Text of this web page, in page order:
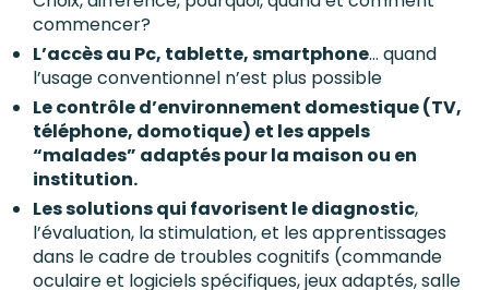
commencer?
L’accès au Pc, tablette, smartphone… quand
l’usage conventionnel n’est plus possible
Le contrôle d’environnement domestique (TV,
téléphone, domotique) et les appels
“malades” adaptés pour la maison ou en
institution.
Les solutions qui favorisent le diagnostic,
l’évaluation, la stimulation, et les apprentissages
dans le cadre de troubles cognitifs (commande
oculaire et logiciels spécifiques, jeux adaptés, salle